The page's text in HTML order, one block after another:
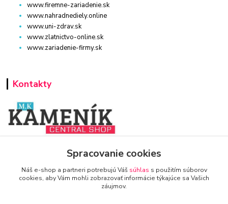
www.firemne-zariadenie.sk
www.nahradnediely.online
www.uni-zdrav.sk
www.zlatnictvo-online.sk
www.zariadenie-firmy.sk
Kontakty
www.zariadenie-firmy.sk
+421 940 949 000
Spracovanie cookies
Náš e-shop a partneri potrebujú Váš súhlas s použitím súborov
cookies, aby Vám mohli zobrazovať informácie týkajúce sa Vašich
záujmov.